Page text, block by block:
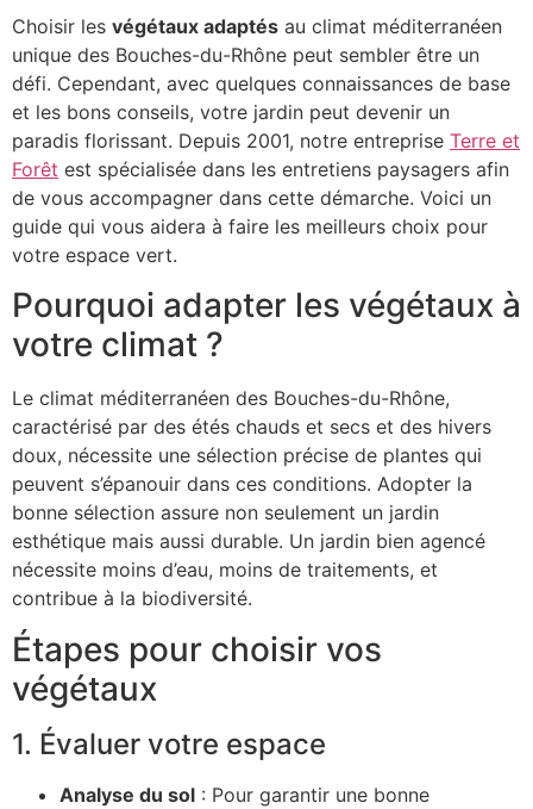
Choisir les végétaux adaptés au climat méditerranéen
unique des Bouches-du-Rhône peut sembler être un
défi. Cependant, avec quelques connaissances de base
et les bons conseils, votre jardin peut devenir un
paradis florissant. Depuis 2001, notre entreprise Terre et
Forêt est spécialisée dans les entretiens paysagers afin
de vous accompagner dans cette démarche. Voici un
guide qui vous aidera à faire les meilleurs choix pour
votre espace vert.
Pourquoi adapter les végétaux à
votre climat ?
Le climat méditerranéen des Bouches-du-Rhône,
caractérisé par des étés chauds et secs et des hivers
doux, nécessite une sélection précise de plantes qui
peuvent s’épanouir dans ces conditions. Adopter la
bonne sélection assure non seulement un jardin
esthétique mais aussi durable. Un jardin bien agencé
nécessite moins d’eau, moins de traitements, et
contribue à la biodiversité.
Étapes pour choisir vos
végétaux
1. Évaluer votre espace
Analyse du sol : Pour garantir une bonne